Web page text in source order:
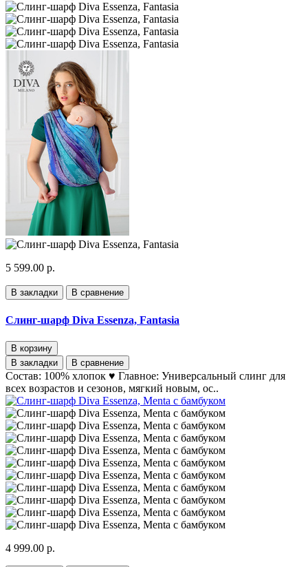
5 599.00 р.
В закладки В сравнение
Слинг-шарф Diva Essenza, Fantasia
В корзину
В закладки
В сравнение
Состав: 100% хлопок ♥ Главное: Универсальный слинг для
всех возрастов и сезонов, мягкий новым, ос..
4 999.00 р.